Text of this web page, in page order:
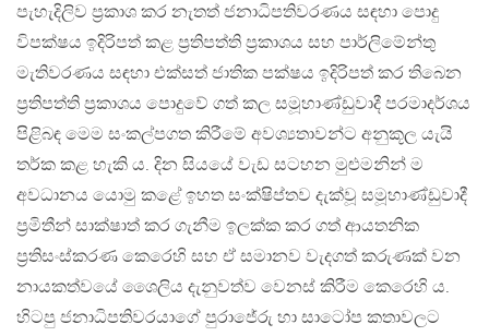
පැහැදිලිව ප‍්‍රකාශ කර නැතත් ජනාධිපතිවරණය සඳහා පොදු
විපක්ෂය ඉදිරිපත් කළ ප‍්‍රතිපත්ති ප‍්‍රකාශය සහ පාර්ලිමේන්තු
මැතිවරණය සඳහා එක්සත් ජාතික පක්ෂය ඉදිරිපත් කර තිබෙන
ප‍්‍රතිපත්ති ප‍්‍රකාශය පොදුවේ ගත් කල සමූහාණ්ඩුවාදී පරමාදර්ශය
පිළිබඳ මෙම සංකල්පගත කිරීමේ අවශ්‍යතාවන්ට අනුකූල යැයි
තර්ක කළ හැකි ය. දින සියයේ වැඩ සටහන මුළුමනින් ම
අවධානය යොමු කළේ ඉහත සංක්ෂිප්තව දැක්වූ සමූහාණ්ඩුවාදී
ප‍්‍රමිතීන් සාක්ෂාත් කර ගැනීම ඉලක්ක කර ගත් ආයතනික
ප‍්‍රතිසංස්කරණ කෙරෙහි සහ ඒ සමානව වැදගත් කරුණක් වන
නායකත්වයේ ශෛලිය දැනුවත්ව වෙනස් කිරීම කෙරෙහි ය.
හිටපු ජනාධිපතිවරයාගේ පුරාජේරු හා සාටෝප කතාවලට